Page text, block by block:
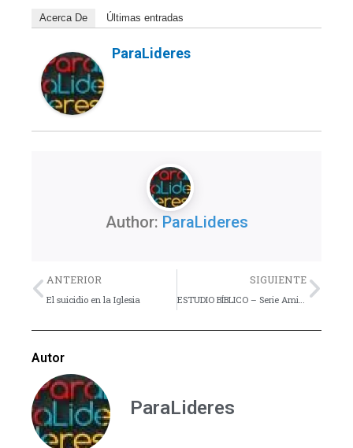
Acerca De Últimas entradas
ParaLideres
Author: ParaLideres
Previo
ANTERIOR
El suicidio en la Iglesia
SIGUIENTE
ESTUDIO BÍBLICO – Serie Amistad con Dios – Bosquejo y Parte 1
Autor
ParaLideres